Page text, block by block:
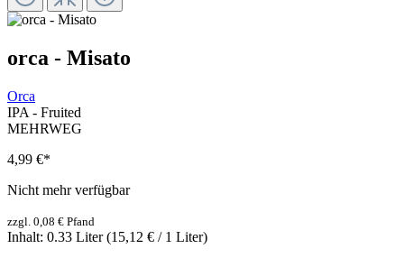
orca - Misato
Orca
IPA - Fruited
MEHRWEG
4,99 €*
Nicht mehr verfügbar
zzgl. 0,08 € Pfand
Inhalt: 0.33 Liter(15,12 € / 1 Liter)